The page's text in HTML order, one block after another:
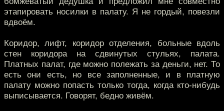
этапировать носилки в палату. Я не гордый, повезли
вдвоём.
Коридор, лифт, коридор отделения, больные вдоль
стен коридора на сдвинутых стульях, палата.
Платных палат, где можно полежать за деньги, нет. То
есть они есть, но все заполненные, и в платную
палату можно попасть только тогда, когда кто-нибудь
выписывается. Говорят, бедно живём.